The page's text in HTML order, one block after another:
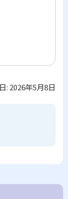
: 2026年5月8日